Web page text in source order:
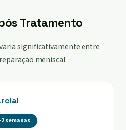
Tratamento
significativamente entre
meniscal.
semanas